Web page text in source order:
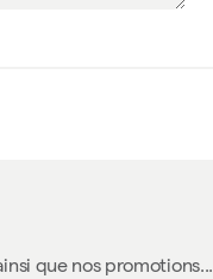
que nos promotions...